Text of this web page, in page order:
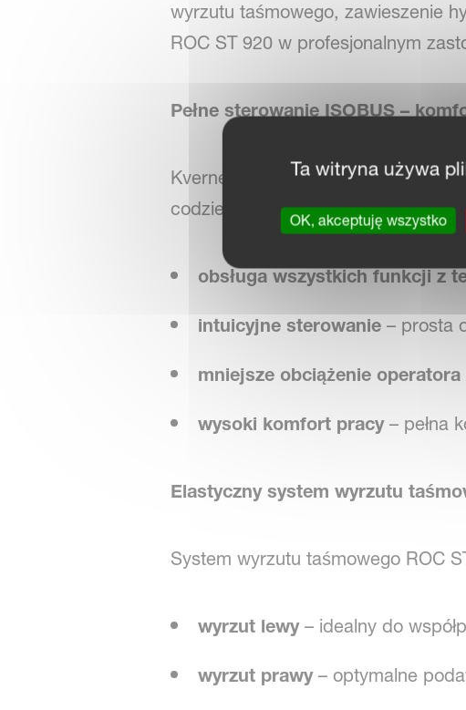
wyrzutu taśmowego, zawieszenie
ROC ST 920 w profesjonalnym
Pełne sterowanie ISOBUS –
Kverneland ROC ST 920 oferuje
codziennej pracy:
obsługa wszystkich funkcji z
intuicyjne sterowanie– prosta
mniejsze obciążenie operatora
wysoki komfort pracy– pełna
Elastyczny system wyrzutu
System wyrzutu taśmowego ROC
wyrzut lewy– idealny do
wyrzut prawy– optymalne
Ta witryna używa
OK, akceptuję wszystko